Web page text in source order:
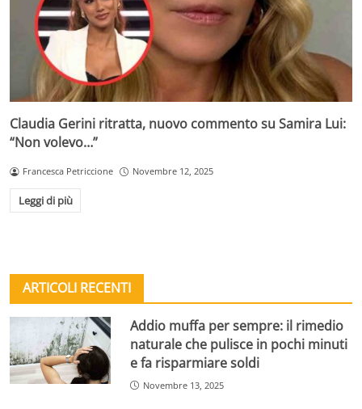
Claudia Gerini ritratta, nuovo commento su Samira Lui:
“Non volevo…”
Francesca Petriccione Novembre 12, 2025
Leggi di più
ARTICOLI RECENTI
Addio muffa per sempre: il rimedio
naturale che pulisce in pochi minuti
e fa risparmiare soldi
Novembre 13, 2025